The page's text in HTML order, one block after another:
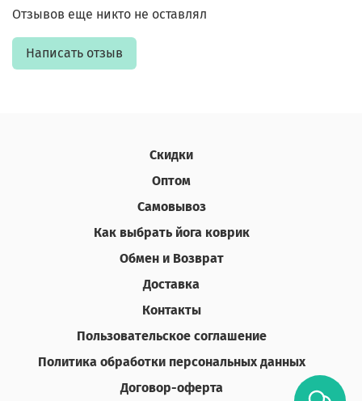
Отзывов еще никто не оставлял
Написать отзыв
Скидки
Оптом
Самовывоз
Как выбрать йога коврик
Обмен и Возврат
Доставка
Контакты
Пользовательское соглашение
Политика обработки персональных данных
Договор-оферта